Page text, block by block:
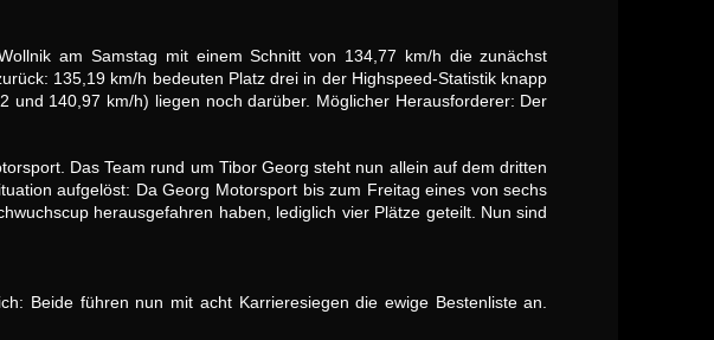
am Samstag mit einem Schnitt von 134,77 km/h die zunächst
135,19 km/h bedeuten Platz drei in der Highspeed-Statistik knapp
140,97 km/h) liegen noch darüber. Möglicher Herausforderer: Der
Das Team rund um Tibor Georg steht nun allein auf dem dritten
aufgelöst: Da Georg Motorsport bis zum Freitag eines von sechs
herausgefahren haben, lediglich vier Plätze geteilt. Nun sind
Beide führen nun mit acht Karrieresiegen die ewige Bestenliste an.